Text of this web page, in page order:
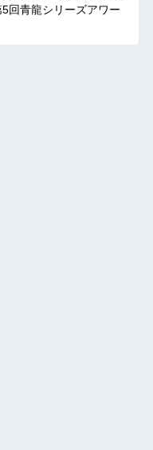
回青龍シリーズアワー